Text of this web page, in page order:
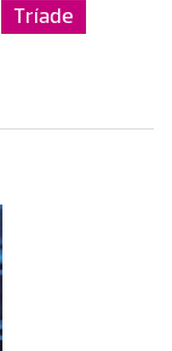
Tríade